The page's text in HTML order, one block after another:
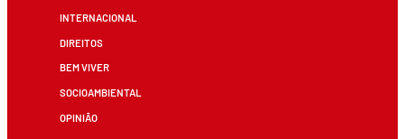
INTERNACIONAL
DIREITOS
BEM VIVER
SOCIOAMBIENTAL
OPINIÃO